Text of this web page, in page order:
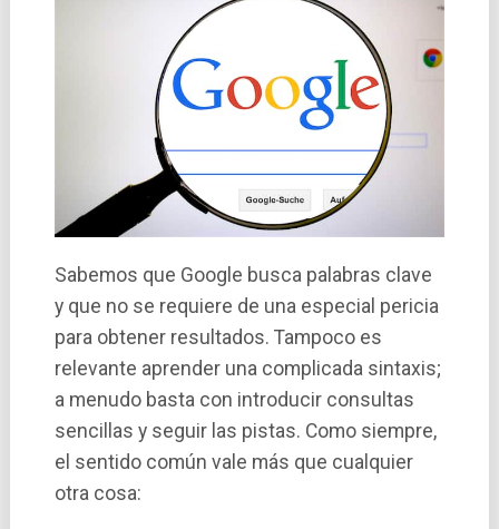
Sabemos que Google busca palabras clave
y que no se requiere de una especial pericia
para obtener resultados. Tampoco es
relevante aprender una complicada sintaxis;
a menudo basta con introducir consultas
sencillas y seguir las pistas. Como siempre,
el sentido común vale más que cualquier
otra cosa: